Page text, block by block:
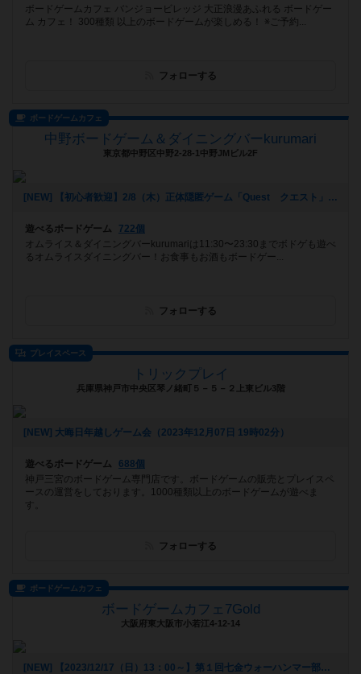
ボードゲームカフェ バンジョービレッジ 大正浪漫あふれる ボードゲー
ム カフェ！ 300種類 以上のボードゲームが楽しめる！ ※ご予約...
フォローする
ボードゲームカフェ
中野ボードゲーム＆ダイニングバーkurumari
東京都中野区中野2-28-1中野JMビル2F
[NEW] 【初心者歓迎】2/8（木）正体隠匿ゲーム「Quest クエスト」をやろう！苦手でも一緒に楽しめます！（2024年02月07日 20時06分）
遊べるボードゲーム
722個
オムライス＆ダイニングバーkurumariは11:30〜23:30までボドゲも遊べ
るオムライスダイニングバー！お食事もお酒もボードゲー...
フォローする
プレイスペース
トリックプレイ
兵庫県神戸市中央区琴ノ緒町５－５－２上東ビル3階
[NEW] 大晦日年越しゲーム会（2023年12月07日 19時02分）
遊べるボードゲーム
688個
神戸三宮のボードゲーム専門店です。ボードゲームの販売とプレイスペ
ースの運営をしております。1000種類以上のボードゲームが遊べま
す。
フォローする
ボードゲームカフェ
ボードゲームカフェ7Gold
大阪府東大阪市小若江4-12-14
[NEW] 【2023/12/17（日）13：00～】第１回七金ウォーハンマー部（2023年12月06日 16時25分）